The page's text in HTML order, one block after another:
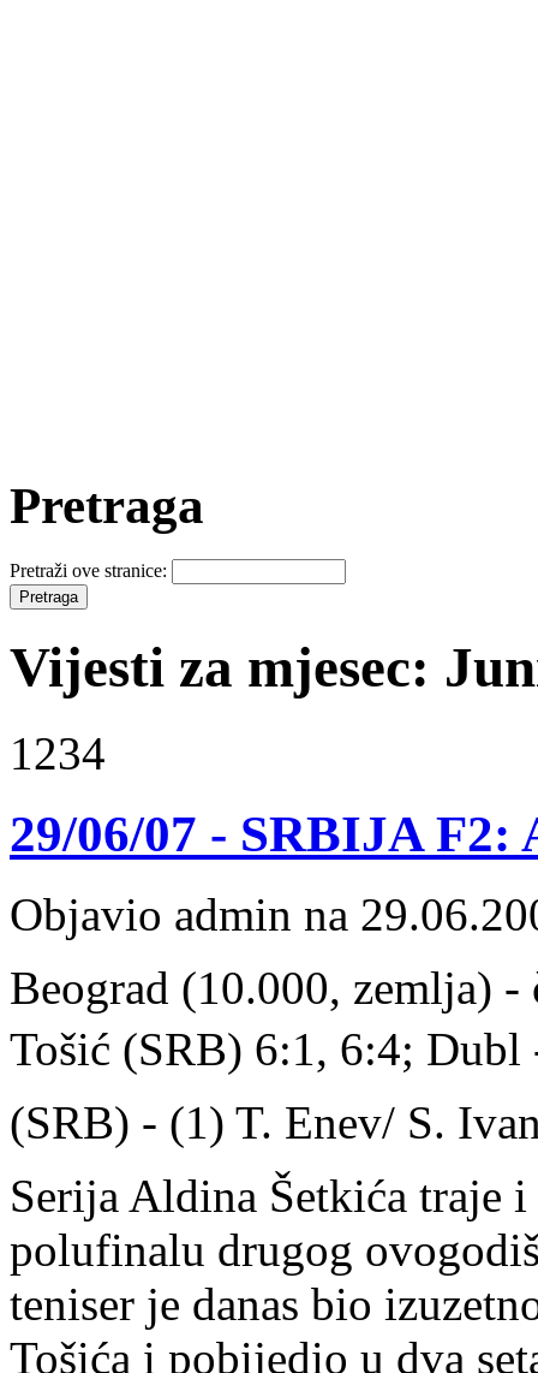
Pretraga
Pretraži ove stranice:
Vijesti za mjesec:
1234
29/06/07 - SRBIJA
Objavio admin na
Beograd (10.000, zemlja)
Tošić (SRB) 6:1, 6:4;
(SRB) - (1) T. Enev/ S.
Serija Aldina Šetkića traje
polufinalu drugog
teniser je danas bio
Tošića i pobijedio u dva